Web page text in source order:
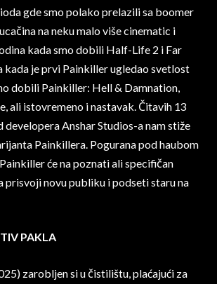
gde smo polako prelazili sa boomer
na neku malo više cinematic i
kada smo dobili Half-Life 2 i Far
kada je prvi Painkiller ugledao svetlost
dobili Painkiller: Hell & Damnation,
ali istovremeno i nastavak. Čitavih 13
developera Anshar Studios-a nam stiže
Painkillera. Pogurana pod haubom
će na poznati ali specifičan
prisvoji novu publiku i podseti staru na
PAKLA
zarobljen si u čistilištu, plaćajući za